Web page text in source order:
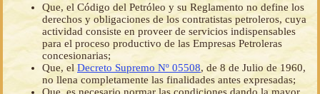
Que, el Código del Petróleo y su Reglamento no define los
derechos y obligaciones de los contratistas petroleros, cuya
actividad consiste en proveer de servicios indispensables
para el proceso productivo de las Empresas Petroleras
concesionarias;
Que, el Decreto Supremo Nº 05508, de 8 de Julio de 1960,
no llena completamente las finalidades antes expresadas;
Que, es necesario normar las condiciones dando la mayor